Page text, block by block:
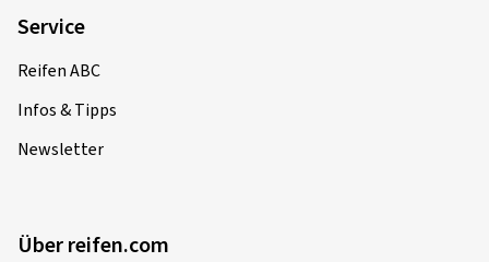
Service
Reifen ABC
Infos & Tipps
Newsletter
Über reifen.com